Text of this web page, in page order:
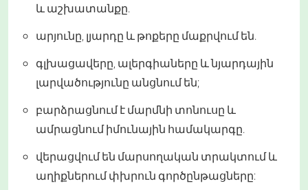
և աշխատանքը.
արյունը, լյարդը և թոքերը մաքրվում են.
գլխացավերը, ալերգիաները և նյարդային
լարվածությունը անցնում են;
բարձրացնում է մարմնի տոնուսը և
ամրացնում իմունային համակարգը.
վերացվում են մարսողական տրակտում և
աղիքներում փխրուն գործընթացները: